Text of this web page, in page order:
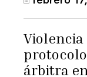
árbitra